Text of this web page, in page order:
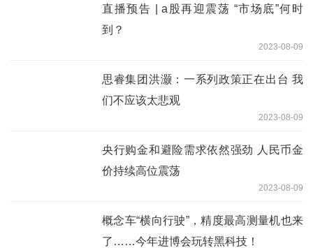
直播预告 | a股再迎震荡 “市场底”何时
到？
2023-08-09
思睿集团洪灏：一系列政策正在出台 我
们不应该太悲观
2023-08-09
央行购金和避险需求依然强劲 人民币金
价持续高位震荡
2023-08-09
概念车“横向行驶”，精度最高测量机也来
了……今年进博会玩转黑科技！